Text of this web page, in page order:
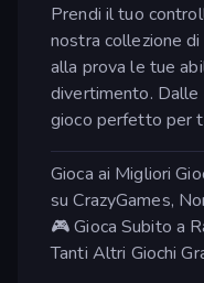
Prendi il tuo
nostra collezione
alla prova le tue
divertimento.
gioco perfetto per
Gioca ai Migliori
su CrazyGames,
🎮 Gioca Subito a
Tanti Altri Giochi